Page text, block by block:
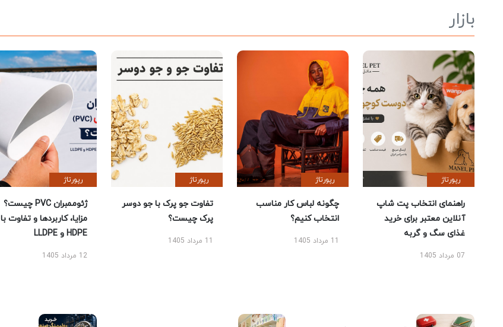
بازار
رپورتاژ
راهنمای انتخاب پت شاپ
آنلاین معتبر برای خرید
غذای سگ و گربه
07 مرداد 1405
رپورتاژ
چگونه لباس کار مناسب
انتخاب کنیم؟
11 مرداد 1405
رپورتاژ
تفاوت جو پرک با جو دوسر
پرک چیست؟
11 مرداد 1405
رپورتاژ
ژئوممبران PVC چیست؟
مزایا، کاربردها و تفاوت با
HDPE و LLDPE
12 مرداد 1405